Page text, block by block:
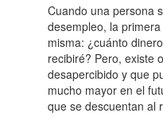
Cuando una persona
desempleo, la
misma: ¿cuánto
recibiré? Pero, existe
desapercibido y que
mucho mayor en el
que se descuentan al